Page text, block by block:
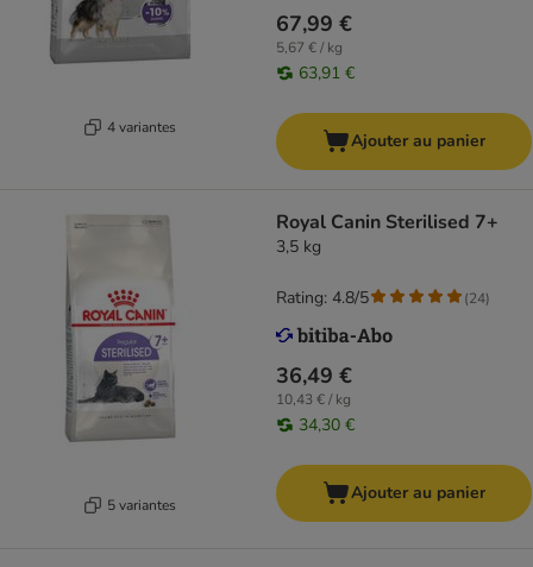
4 variantes
67,99 €
5,67 € / kg
63,91 €
Ajouter au panier
5 variantes
Royal Canin Sterilised 7+
3,5 kg
36,49 €
10,43 € / kg
34,30 €
Rating: 4.8/5 (24)
Ajouter au panier